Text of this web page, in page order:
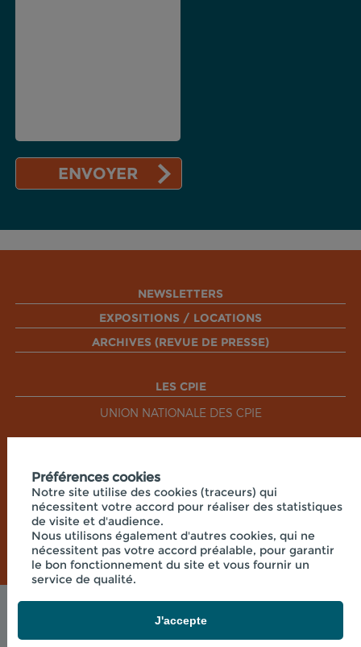
NEWSLETTERS
EXPOSITIONS / LOCATIONS
ARCHIVES (REVUE DE PRESSE)
LES CPIE
UNION NATIONALE DES CPIE
RÉSEAUX SOCIAUX
Mentions légales
© 2026 - CPIE PAYS DE BOURGOGNE - PRÉ OUCHE
Préférences cookies
Notre site utilise des cookies (traceurs) qui
nécessitent votre accord pour réaliser des statistiques
de visite et d'audience.
Nous utilisons également d'autres cookies, qui ne
nécessitent pas votre accord préalable, pour garantir
le bon fonctionnement du site et vous fournir un
service de qualité.
J'accepte